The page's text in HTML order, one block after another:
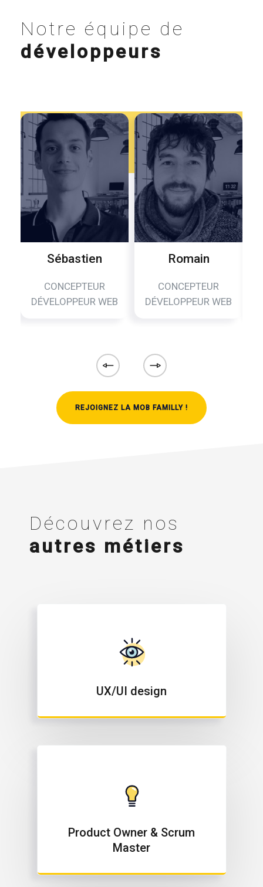
Notre équipe de
développeurs
Sébastien
CONCEPTEUR
DÉVELOPPEUR WEB
Romain
CONCEPTEUR
DÉVELOPPEUR WEB
REJOIGNEZ LA MOB FAMILLY !
Découvrez nos
autres métiers
UX/UI design
Product Owner & Scrum
Master